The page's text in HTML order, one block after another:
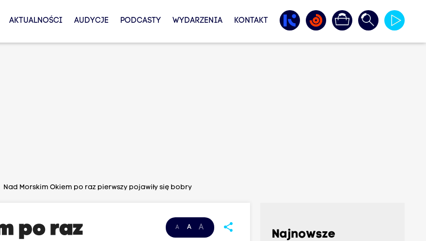
AKTUALNOŚCI AUDYCJE PODCASTY WYDARZENIA KONTAKT
Nad Morskim Okiem po raz pierwszy pojawiły się bobry
A A A share
po raz
Najnowsze